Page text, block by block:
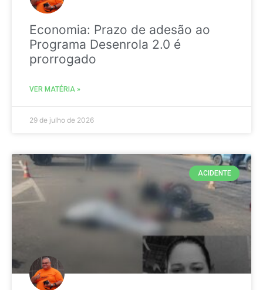
Economia: Prazo de adesão ao
Programa Desenrola 2.0 é
prorrogado
VER MATÉRIA »
29 de julho de 2026
ACIDENTE